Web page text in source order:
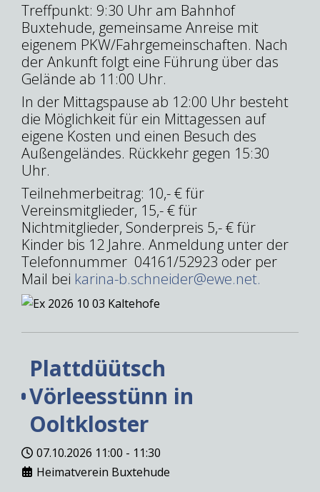
Treffpunkt: 9:30 Uhr am Bahnhof
Buxtehude, gemeinsame Anreise mit
eigenem PKW/Fahrgemeinschaften. Nach
der Ankunft folgt eine Führung über das
Gelände ab 11:00 Uhr.
In der Mittagspause ab 12:00 Uhr besteht
die Möglichkeit für ein Mittagessen auf
eigene Kosten und einen Besuch des
Außengeländes. Rückkehr gegen 15:30
Uhr.
Teilnehmerbeitrag: 10,- € für
Vereinsmitglieder, 15,- € für
Nichtmitglieder, Sonderpreis 5,- € für
Kinder bis 12 Jahre. Anmeldung unter der
Telefonnummer 04161/52923 oder per
Mail bei karina-b.schneider@ewe.net.
Plattdüütsch
Vörleesstünn in
Ooltkloster
07.10.2026 11:00 - 11:30
Heimatverein Buxtehude